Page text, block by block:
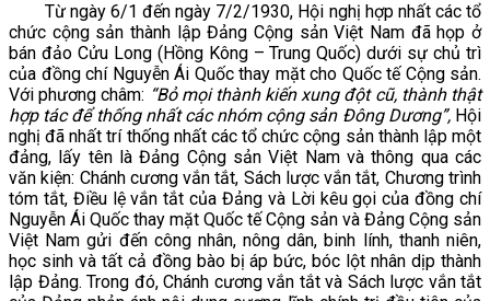
Từ ngày 6/1 đến ngày 7/2/1930, Hội nghị hợp nhất các tổ
chức cộng sản thành lập Đảng Cộng sản Việt Nam đã họp ở
bán đảo Cửu Long (Hồng Kông – Trung Quốc) dưới sự chủ trì
của đồng chí Nguyễn Ái Quốc thay mặt cho Quốc tế Cộng sản.
Với phương châm: “Bỏ mọi thành kiến xung đột cũ, thành thật
hợp tác để thống nhất các nhóm cộng sản Đông Dương”,Hội
nghị đã nhất trí thống nhất các tổ chức cộng sản thành lập một
đảng, lấy tên là Đảng Cộng sản Việt Nam và thông qua các
văn kiện: Chánh cương vắn tắt, Sách lược vắn tắt, Chương trình
tóm tắt, Điều lệ vắn tắt của Đảng và Lời kêu gọi của đồng chí
Nguyễn Ái Quốc thay mặt Quốc tế Cộng sản và Đảng Cộng sản
Việt Nam gửi đến công nhân, nông dân, binh lính, thanh niên,
học sinh và tất cả đồng bào bị áp bức, bóc lột nhân dịp thành
lập Đảng. Trong đó, Chánh cương vắn tắt và Sách lược vắn tắt